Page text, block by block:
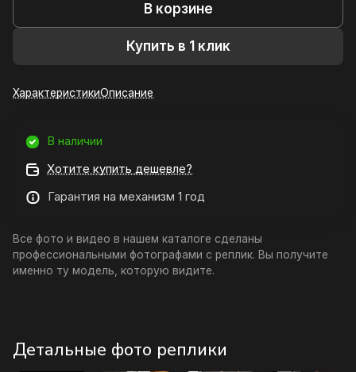
В корзине
Купить в 1 клик
ХарактеристикиОписание
В наличии
Хотите купить дешевле?
Гарантия на механизм 1 год
Все фото и видео в нашем каталоге сделаны
профессиональными фотографами с реплик. Вы получите
именно ту модель, которую видите.
Детальные фото реплики